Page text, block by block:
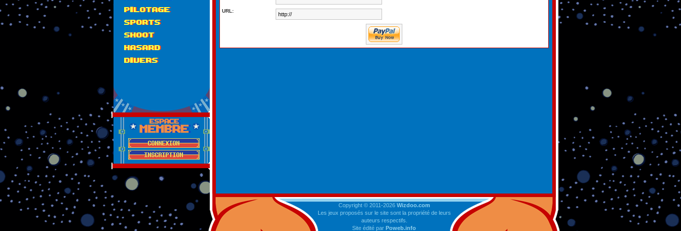
PILOTAGE
SPORTS
SHOOT
HASARD
DIVERS
URL:
Copyright © 2011-2026 Wizdoo.com
Les jeux proposés sur le site sont la propriété de leurs
auteurs respectifs.
Site édité par Poweb.info